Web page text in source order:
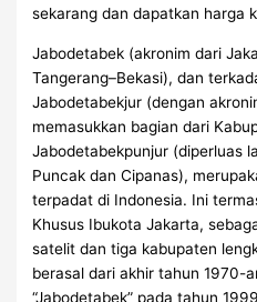
sekarang dan dapatkan harga
Jabodetabek (akronim dari
Tangerang–Bekasi), dan
Jabodetabekjur (dengan
memasukkan bagian dari
Jabodetabekpunjur (diperluas
Puncak dan Cipanas),
terpadat di Indonesia. Ini
Khusus Ibukota Jakarta,
satelit dan tiga kabupaten
berasal dari akhir tahun 1970-
“Jabodetabek” pada tahun